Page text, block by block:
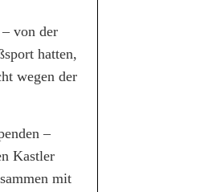
von der
hatten,
wegen der
–
Kastler
mit